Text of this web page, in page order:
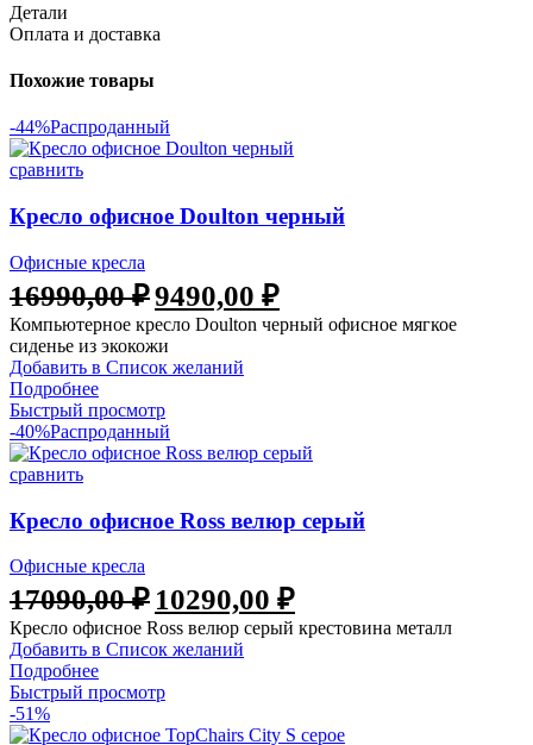
Детали
Оплата и доставка
Похожие товары
-44%Распроданный
сравнить
Кресло офисное Doulton черный
Офисные кресла
16990,00₽9490,00 ₽
Компьютерное кресло Doulton черный офисное мягкое
сиденье из экокожи
Добавить в Список желаний
Подробнее
Быстрый просмотр
-40%Распроданный
сравнить
Кресло офисное Ross велюр серый
Офисные кресла
17090,00₽ 10290,00 ₽
Кресло офисное Ross велюр серый крестовина металл
Добавить в Список желаний
Подробнее
Быстрый просмотр
-51%